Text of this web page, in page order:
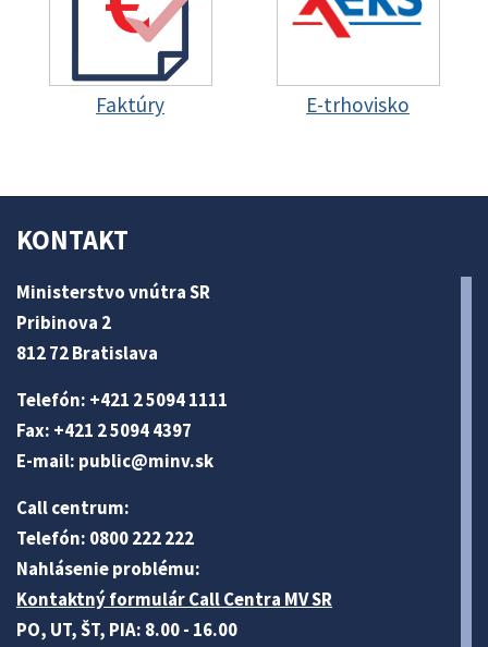
Faktúry E-trhovisko
KONTAKT
Ministerstvo vnútra SR
Pribinova 2
812 72 Bratislava
Telefón: +421 2 5094 1111
Fax: +421 2 5094 4397
E-mail: public@minv.sk
Call centrum:
Telefón: 0800 222 222
Nahlásenie problému:
Kontaktný formulár Call Centra MV SR
PO, UT, ŠT, PIA: 8.00 - 16.00